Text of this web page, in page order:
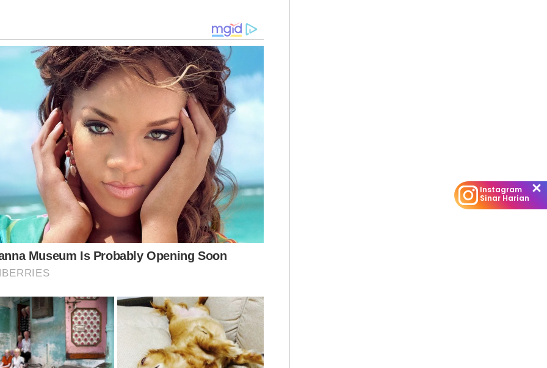
tidak perlu ada sindrom penafian mengenai
trend memang meningkat berdasarkan
yang diterima... sebab itu, langkah yang
satu daripadanya ialah menerusi pindaan
Keseksaan," katanya.
Nasution berkata, pindaan terhadap
Tatacara Jenayah pula membolehkan
polis berpangkat sarjan yang menerima
mengenai jenayah penipuan dalam talian
Instagram
Sinar Harian